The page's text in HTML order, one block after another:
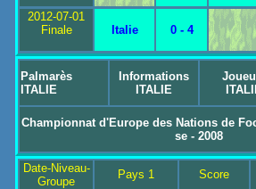
2012-07-01
Finale
Italie 0 - 4
Palmarès
ITALIE
Informations
ITALIE
Championnat d'Europe des Nations de
se - 2008
Date-Niveau-
Groupe
Pays 1 Score